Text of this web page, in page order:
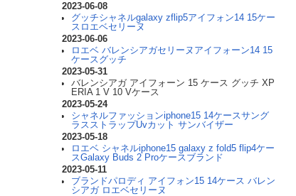
2023-06-08
グッチシャネルgalaxy zflip5アイフォン14 15ケー
スロエベセリーヌ
2023-06-06
ロエベ バレンシアガセリーヌアイフォーン14 15
ケースグッチ
2023-05-31
バレンシアガ アイフォーン 15 ケース グッチ XP
ERIA 1 V 10 Vケース
2023-05-24
シャネルファッションiphone15 14ケースサング
ラスストラップUvカット サンバイザー
2023-05-18
ロエベ シャネルiphone15 galaxy z fold5 flip4ケー
スGalaxy Buds 2 Proケースブランド
2023-05-11
ブランドパロディ アイフォン15 14ケース バレン
シアガ ロエベセリーヌ